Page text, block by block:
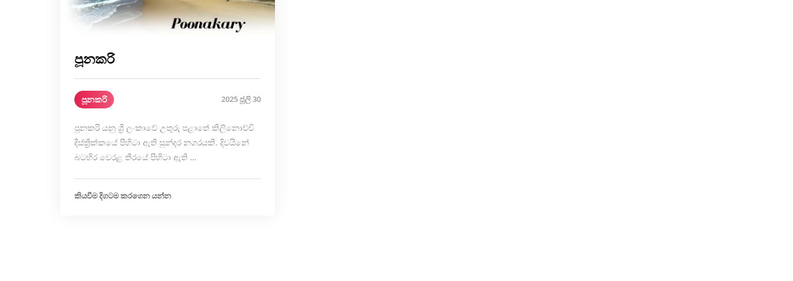
පූනකරි
පූනකරි 2025 ජූලි 30
පූනකරි යනු ශ්‍රී ලංකාවේ උතුරු පළාතේ කිලිනොච්චි
දිස්ත්‍රික්කයේ පිහිටා ඇති සුන්දර නගරයකි. දිවයිනේ
බටහිර වෙරළ තීරයේ පිහිටා ඇති …
කියවීම දිගටම කරගෙන යන්න